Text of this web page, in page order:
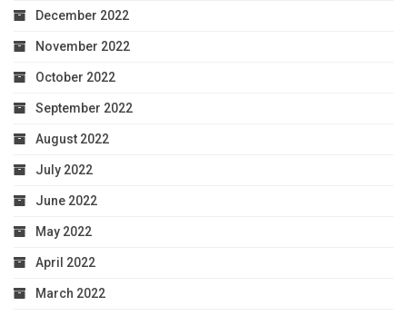
December 2022
November 2022
October 2022
September 2022
August 2022
July 2022
June 2022
May 2022
April 2022
March 2022